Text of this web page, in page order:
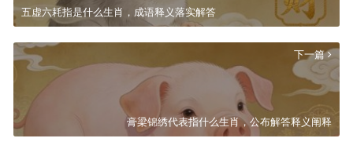
五虚六耗指是什么生肖，成语释义落实解答
下一篇
膏梁锦绣代表指什么生肖，公布解答释义阐释